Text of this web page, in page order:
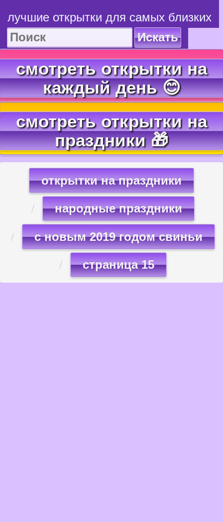
лучшие открытки для самых близких
Искать
смотреть открытки на
каждый день 😊
смотреть открытки на
праздники 🎁
открытки на праздники
народные праздники
с новым 2019 годом свиньи
страница 15